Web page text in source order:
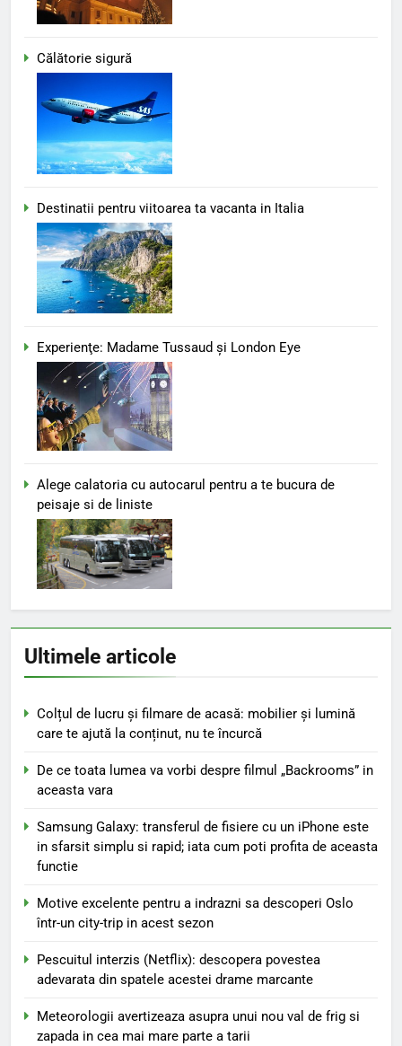
Călătorie sigură
Destinatii pentru viitoarea ta vacanta in Italia
Experienţe: Madame Tussaud şi London Eye
Alege calatoria cu autocarul pentru a te bucura de
peisaje si de liniste
Ultimele articole
Colțul de lucru și filmare de acasă: mobilier și lumină
care te ajută la conținut, nu te încurcă
De ce toata lumea va vorbi despre filmul „Backrooms” in
aceasta vara
Samsung Galaxy: transferul de fisiere cu un iPhone este
in sfarsit simplu si rapid; iata cum poti profita de aceasta
functie
Motive excelente pentru a indrazni sa descoperi Oslo
într-un city-trip in acest sezon
Pescuitul interzis (Netflix): descopera povestea
adevarata din spatele acestei drame marcante
Meteorologii avertizeaza asupra unui nou val de frig si
zapada in cea mai mare parte a tarii